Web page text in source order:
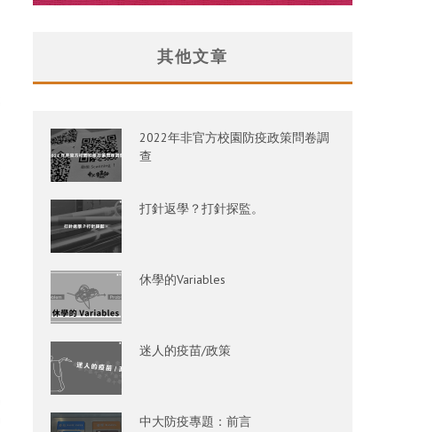
其他文章
2022年非官方校園防疫政策問卷調
查
打針返學？打針探監。
休學的Variables
迷人的疫苗/政策
中大防疫專題：前言